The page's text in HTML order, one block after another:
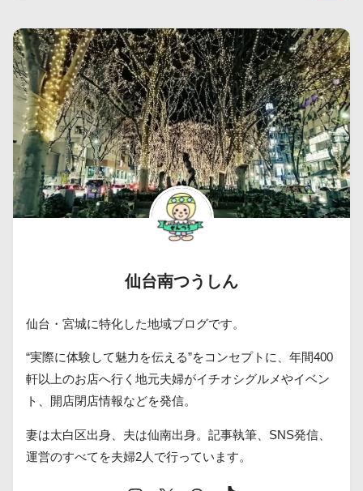
仙台南つうしん
仙台・宮城に特化した地域ブログです。
“実際に体験して魅力を伝える”をコンセプトに、年間400
軒以上のお店へ行く地元夫婦がイチオシグルメやイベン
ト、開店閉店情報などを発信。
妻は太白区出身、夫は仙南出身。記事執筆、SNS発信、
運営のすべてを夫婦2人で行っています。